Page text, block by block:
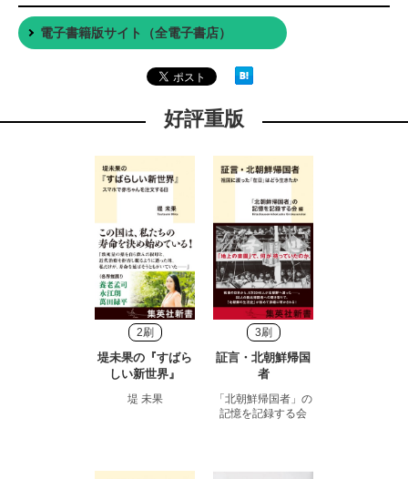
電子書籍版サイト（全電子書店）
好評重版
2刷
堤未果の『すばら
しい新世界』
堤 未果
3刷
証言・北朝鮮帰国
者
「北朝鮮帰国者」の
記憶を記録する会